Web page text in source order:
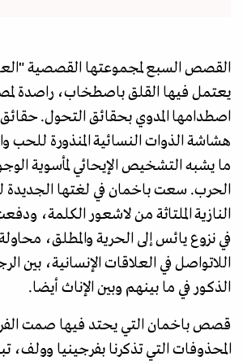
يعتمل فيها القلق باصطخاب، راصدة
اصطدامها المدوي بحقائق التحول.
هشاشة الذوات النسائية المنذورة للحب
ما يشبه التشخيص الإيحائي لمأسوية
الحرب. سعت باخمان في لغتها
النازية الملتاثة من لاشعور الكلمة،
في نزوع يائس إلى الحرية والمطلق،
اللاتواصل في العلاقات الإنسانية، بين
الذكور في ما بينهم وبين الإناث أيضا.
قصص باخمان التي يحتد فيها صمت
المحذوفات التي تذكرنا بفرجينيا وولف،